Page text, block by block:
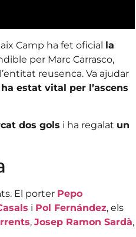
Camp ha fet oficial la
per Marc Carrasco,
reusenca. Va ajudar
ha estat vital per l’ascens
dos gols i ha regalat un
El porter Pepo
i Pol Fernández, els
, Josep Ramon Sardà,